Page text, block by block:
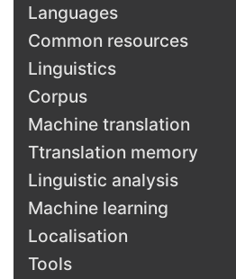
Languages
Common resources
Linguistics
Corpus
Machine translation
Ttranslation memory
Linguistic analysis
Machine learning
Localisation
Tools